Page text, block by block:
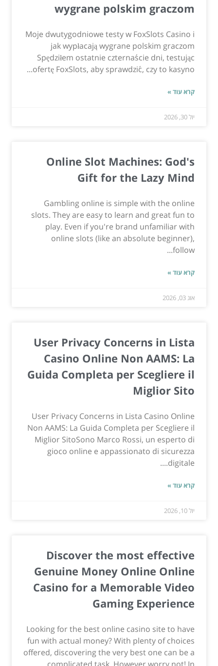
wygrane polskim graczom
Moje dwutygodniowe testy w FoxSlots Casino i
jak wypłacają wygrane polskim graczom
Spędziłem ostatnie czternaście dni, testując
ofertę FoxSlots, aby sprawdzić, czy to kasyno...
קרא עוד »
יול 30, 2026
Online Slot Machines: God's
Gift for the Lazy Mind
Gambling online is simple with the online
slots. They are easy to learn and great fun to
play. Even if you're brand unfamiliar with
online slots (like an absolute beginner),
follow...
קרא עוד »
אוג 03, 2026
User Privacy Concerns in Lista
Casino Online Non AAMS: La
Guida Completa per Scegliere il
Miglior Sito
User Privacy Concerns in Lista Casino Online
Non AAMS: La Guida Completa per Scegliere il
Miglior SitoSono Marco Rossi, un esperto di
gioco online e appassionato di sicurezza
digitale....
קרא עוד »
יול 10, 2026
Discover the most effective
Genuine Money Online Online
Casino for a Memorable Video
Gaming Experience
Looking for the best online casino site to have
fun with actual money? With plenty of choices
offered, discovering the very best one can be a